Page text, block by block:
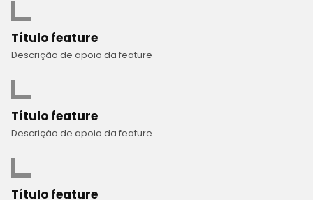
Título feature
Descrição de apoio da feature
Título feature
Descrição de apoio da feature
Título feature